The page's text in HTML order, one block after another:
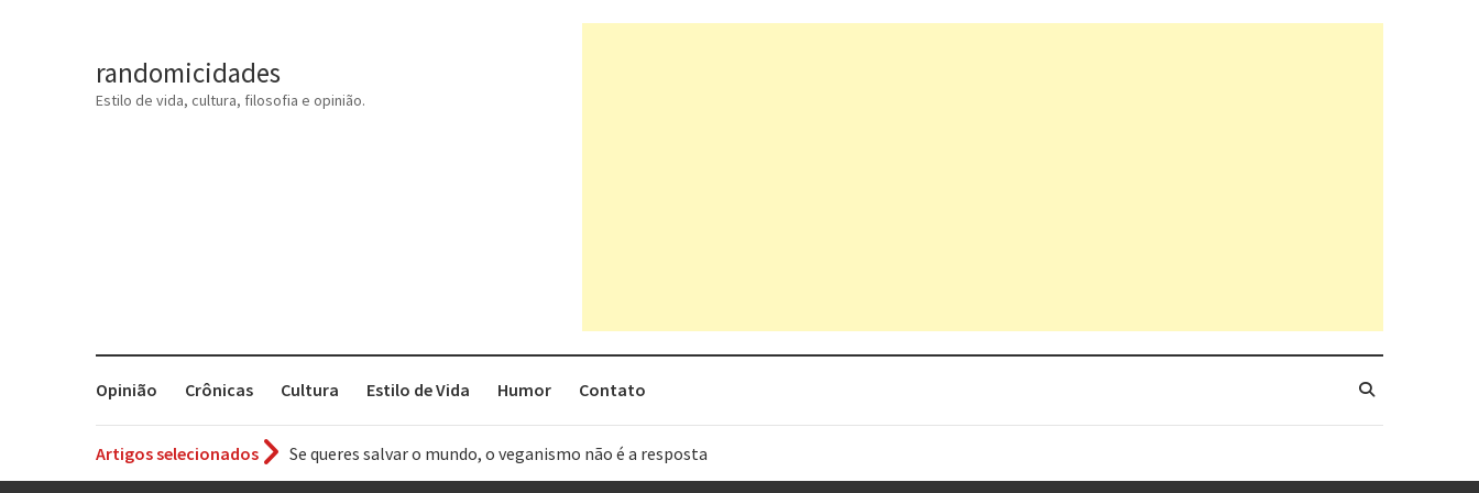
randomicidades
Estilo de vida, cultura, filosofia e opinião.
Opinião Crônicas Cultura Estilo de Vida Humor Contato
Artigos selecionados
Tem que filmar isso daí